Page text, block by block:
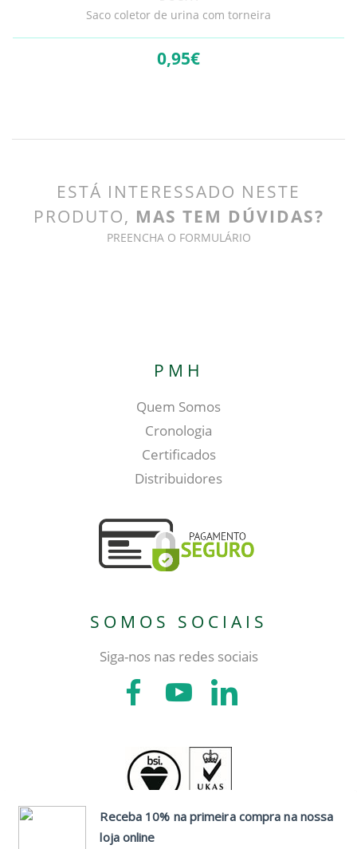
Saco coletor de urina com torneira
0,95€
ESTÁ INTERESSADO NESTE
PRODUTO, MAS TEM DÚVIDAS?
PREENCHA O FORMULÁRIO
PMH
Quem Somos
Cronologia
Certificados
Distribuidores
SOMOS SOCIAIS
Siga-nos nas redes sociais